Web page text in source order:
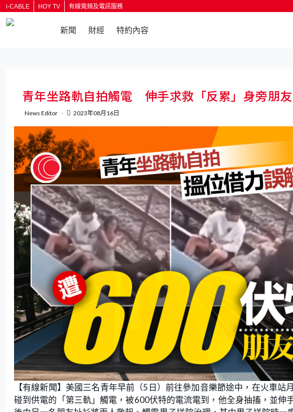
i-CABLE HOY TV 有線寬頻及電訊服務
新聞 財經 特約內容
青年坐路軌自拍觸電 伸手求救「反累」身旁朋
News Editor 2023年08月16日
【有線新聞】美國三名青年早前（5日）前往參加音樂節途中，在火車
碰到供電的「第三軌」觸電，被600伏特的電流電到，他全身抽搐，並伸